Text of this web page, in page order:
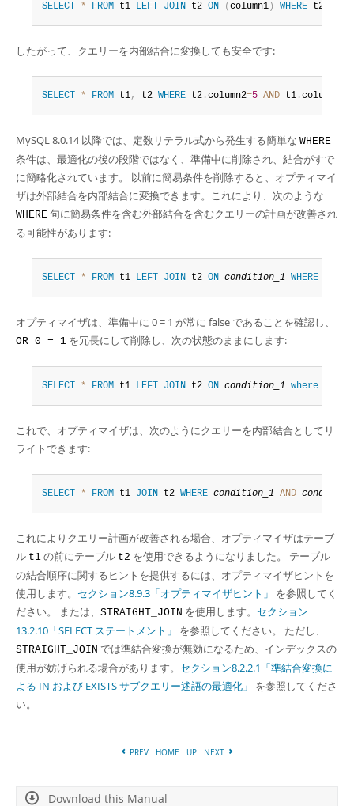
SELECT * FROM t1 LEFT JOIN t2 ON ( column1 ) WHERE t2
したがって、クエリーを内部結合に変換しても安全です:
SELECT * FROM t1, t2 WHERE t2 .column2=5 AND t1 .column1
MySQL 8.0.14 以降では、定数リテラル式から発生する簡単な WHERE
条件は、最適化の後の段階ではなく、準備中に削除され、結合がすで
に簡略化されています。 以前に簡易条件を削除すると、オプティマイ
ザは外部結合を内部結合に変換できます。これにより、次のような
WHERE 句に簡易条件を含む外部結合を含むクエリーの計画が改善され
る可能性があります:
SELECT * FROM t1 LEFT JOIN t2 ON condition_1 WHERE
オプティマイザは、準備中に 0 = 1 が常に false であることを確認し、
OR 0 = 1 を冗長にして削除し、次の状態のままにします:
SELECT * FROM t1 LEFT JOIN t2 ON condition_1 where
これで、オプティマイザは、次のようにクエリーを内部結合としてリ
ライトできます:
SELECT * FROM t1 JOIN t2 WHERE condition_1 AND
これによりクエリー計画が改善される場合、オプティマイザはテーブ
ル t1 の前にテーブル t2 を使用できるようになりました。 テーブル
の結合順序に関するヒントを提供するには、オプティマイザヒントを
使用します。 セクション8.9.3「オプティマイザヒント」
を参照してく
ださい。 または、 STRAIGHT_JOIN を使用します。 セクション
13.2.10「SELECT ステートメント」
を参照してください。 ただし、
STRAIGHT_JOIN では準結合変換が無効になるため、インデックスの
使用が妨げられる場合があります。 セクション8.2.2.1「準結合変換に
よる IN および EXISTS サブクエリー述語の最適化」
を参照してくださ
い。
PREV HOME UP NEXT
Download this Manual